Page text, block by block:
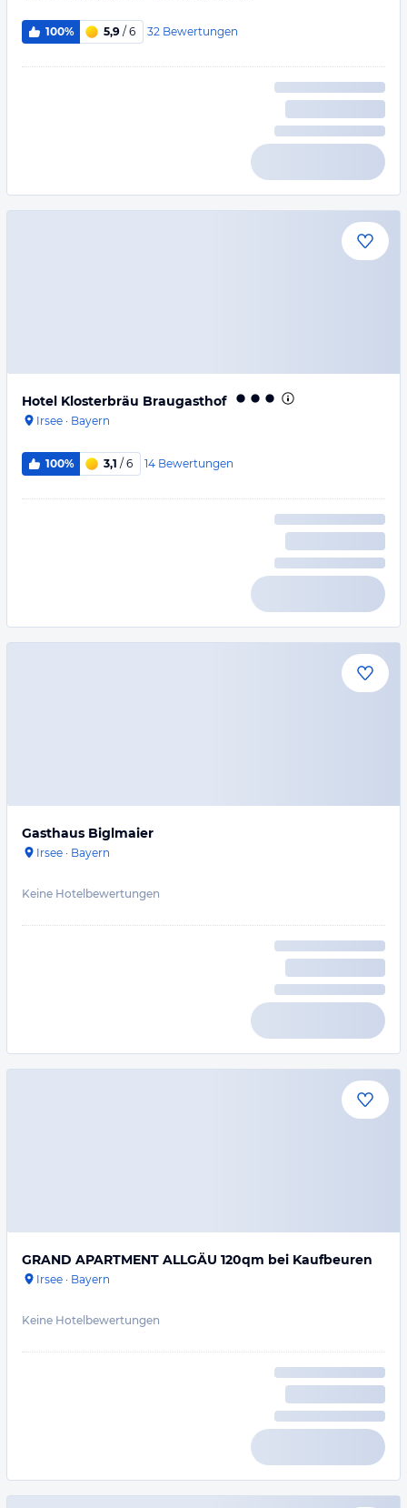
100% 5,9 / 6 32 Bewertungen
Hotel Klosterbräu Braugasthof
Irsee · Bayern
100% 3,1 / 6 14 Bewertungen
Gasthaus Biglmaier
Irsee · Bayern
Keine Hotelbewertungen
GRAND APARTMENT ALLGÄU 120qm bei Kaufbeuren
Irsee · Bayern
Keine Hotelbewertungen